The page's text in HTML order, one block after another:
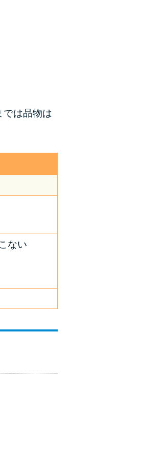
では品物は
ない